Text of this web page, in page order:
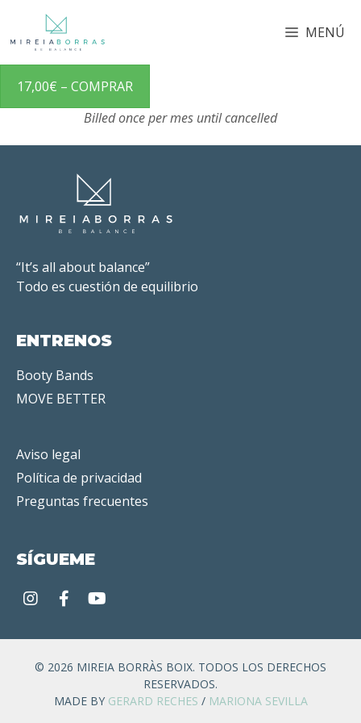
MENÚ
17,00€ – COMPRAR
Billed once per mes until cancelled
“It’s all about balance”
Todo es cuestión de equilibrio
ENTRENOS
Booty Bands
MOVE BETTER
Aviso legal
Política de privacidad
Preguntas frecuentes
SÍGUEME
© 2026 MIREIA BORRÀS BOIX. TODOS LOS DERECHOS
RESERVADOS.
MADE BY GERARD RECHES / MARIONA SEVILLA